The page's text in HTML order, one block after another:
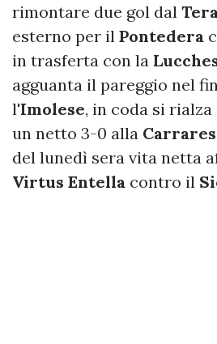
rimontare due gol dal
esterno per il Pontedera
in trasferta con la
agguanta il pareggio nel
l'Imolese, in coda si rialza
un netto 3-0 alla
del lunedì sera vita netta
Virtus Entella contro il